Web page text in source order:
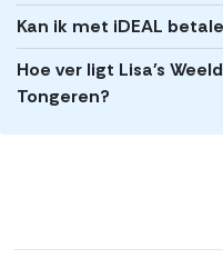
Kan ik met iDEAL
Hoe ver ligt Lisa's
Tongeren?